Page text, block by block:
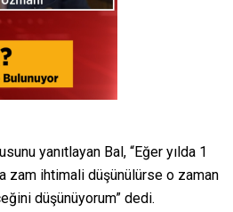
yanıtlayan Bal, “Eğer yılda 1
zam ihtimali düşünülürse o zaman
düşünüyorum” dedi.